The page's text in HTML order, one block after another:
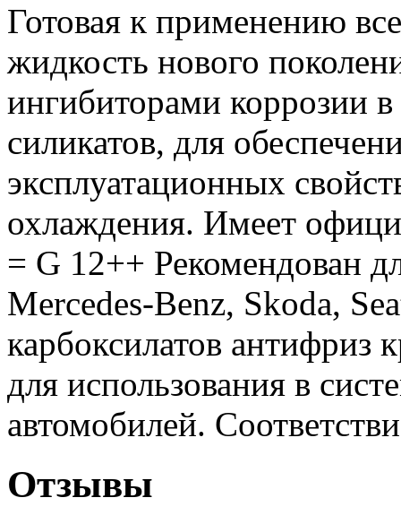
Готовая к применению
жидкость нового
ингибиторами коррозии
силикатов, для
эксплуатационных
охлаждения. Имеет
= G 12++ Рекомендован
Mercedes-Benz, Skoda,
карбоксилатов антифриз
для использования в
автомобилей.
Отзывы